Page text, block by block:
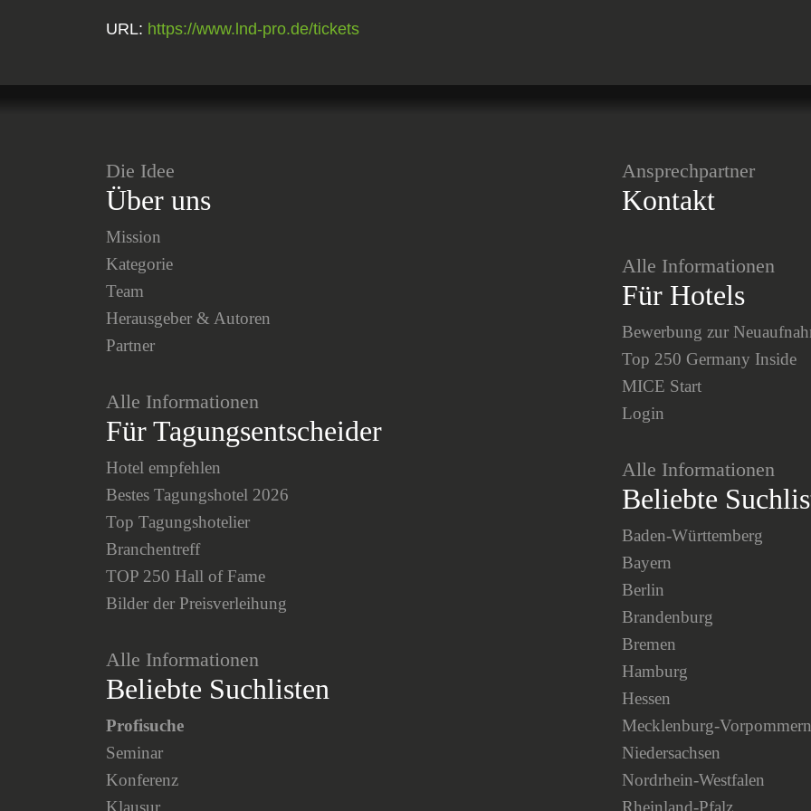
URL: https://www.lnd-pro.de/tickets
Die Idee
Über uns
Mission
Kategorie
Team
Herausgeber & Autoren
Partner
Alle Informationen
Für Tagungsentscheider
Hotel empfehlen
Bestes Tagungshotel 2026
Top Tagungshotelier
Branchentreff
TOP 250 Hall of Fame
Bilder der Preisverleihung
Alle Informationen
Beliebte Suchlisten
Profisuche
Seminar
Konferenz
Klausur
Ansprechpartner
Kontakt
Alle Informationen
Für Hotels
Bewerbung zur
Top 250 Germany Inside
MICE Start
Login
Alle Informationen
Beliebte
Baden-Württemberg
Bayern
Berlin
Brandenburg
Bremen
Hamburg
Hessen
Mecklenburg-Vorpommern
Niedersachsen
Nordrhein-Westfalen
Rheinland-Pfalz